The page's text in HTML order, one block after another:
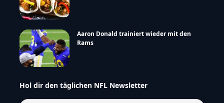
Aaron Donald trainiert wieder mit den
Rams
Hol dir den täglichen NFL Newsletter